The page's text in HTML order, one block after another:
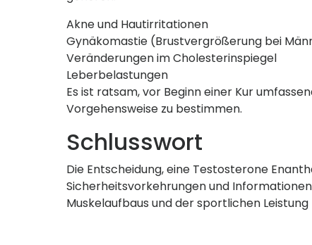
Akne und Hautirritationen
Gynäkomastie (Brustvergrößerung bei
Veränderungen im Cholesterinspiegel
Leberbelastungen
Es ist ratsam, vor Beginn einer Kur
Vorgehensweise zu bestimmen.
Schlusswort
Die Entscheidung, eine Testosterone
Sicherheitsvorkehrungen und
Muskelaufbaus und der sportlichen Leistung